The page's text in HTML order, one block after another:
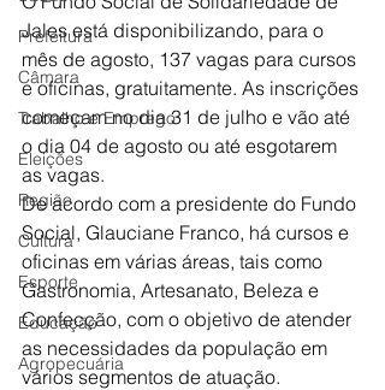
Prefeitura
Câmara
Trabalho e Emprego
Eleições
Região
Cultura
Esporte
Educação
Agropecuária
Jales está disponibilizando, para o
mês de agosto, 137 vagas para cursos
e oficinas, gratuitamente. As inscrições
começam no dia 31 de julho e vão até
o dia 04 de agosto ou até esgotarem
as vagas.
De acordo com a presidente do Fundo
Social, Glauciane Franco, há cursos e
oficinas em várias áreas, tais como
Gastronomia, Artesanato, Beleza e
Confecção, com o objetivo de atender
as necessidades da população em
vários segmentos de atuação.